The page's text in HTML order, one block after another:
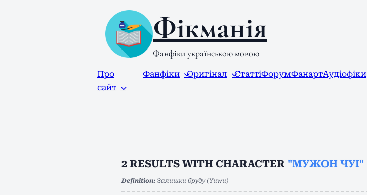
Фікманія
Фанфіки українською мовою
Про
сайт
Фанфіки Оригінал СтаттіФорумФанартАудіофіки
2 RESULTS WITH CHARACTER "МУЖОН ЧУІ"
Definition: Залишки бруду (Yuwu)